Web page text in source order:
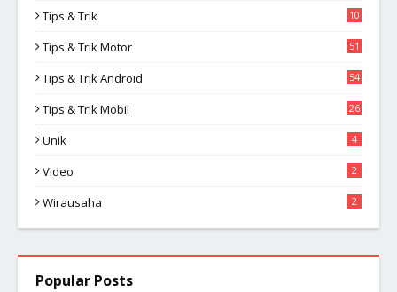
Tips & Trik
10
Tips & Trik Motor 51
Tips & Trik Android 54
Tips & Trik Mobil 26
Unik 4
Video 2
Wirausaha 2
Popular Posts